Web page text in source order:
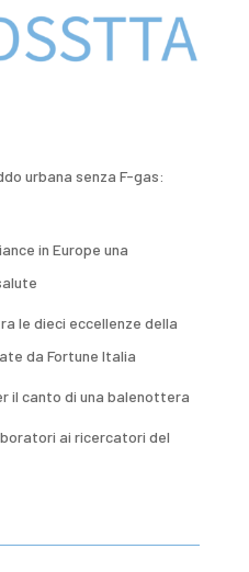
urbana senza F-gas:
in Europe una
le dieci eccellenze della
da Fortune Italia
il canto di una balenottera
ai ricercatori del